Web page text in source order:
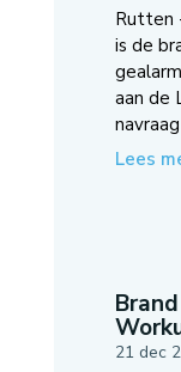
Rutten
is de
aan de
Lees
21 dec